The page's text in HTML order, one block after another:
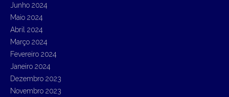
Junho 2024
Maio 2024
Abril 2024
Março 2024
Fevereiro 2024
Janeiro 2024
Dezembro 2023
Novembro 2023